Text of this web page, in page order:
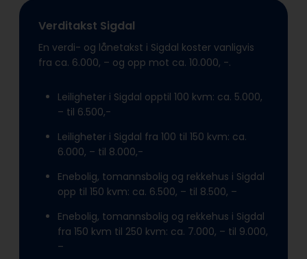
Verditakst Sigdal
En verdi- og lånetakst i Sigdal koster vanligvis
fra ca. 6.000, – og opp mot ca. 10.000, -.
Leiligheter i Sigdal opptil 100 kvm: ca. 5.000,
– til 6.500,-
Leiligheter i Sigdal fra 100 til 150 kvm: ca.
6.000, – til 8.000,-
Enebolig, tomannsbolig og rekkehus i Sigdal
opp til 150 kvm: ca. 6.500, – til 8.500, –
Enebolig, tomannsbolig og rekkehus i Sigdal
fra 150 kvm til 250 kvm: ca. 7.000, – til 9.000,
–